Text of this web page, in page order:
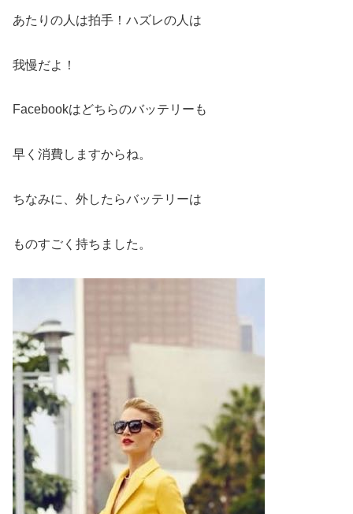
あたりの人は拍手！ハズレの人は
我慢だよ！
Facebookはどちらのバッテリーも
早く消費しますからね。
ちなみに、外したらバッテリーは
ものすごく持ちました。